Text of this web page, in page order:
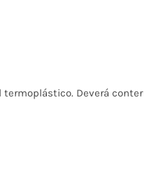
termoplástico. Deverá conter